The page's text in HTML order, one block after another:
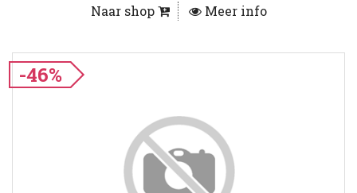
Naar shop Meer info
-46%